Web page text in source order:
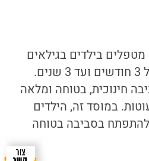
בילדים בגילאים
צעירים, בדרך כלל מגיל 3 חודשים ועד 3 שנים.
חינוכית, בטוחה ומלאה
במוסד זה, הילדים
בסביבה בטוחה